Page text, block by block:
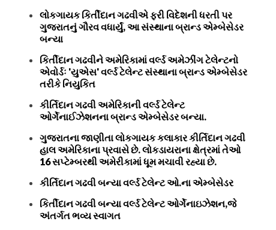
લોકગાયક કિર્તીદાન ગઢવીએ ફરી વિદેશની ધરતી પર
ગુજરાતનું ગૌરવ વધાર્યું, આ સંસ્થાના બ્રાન્ડ એમ્બેસેડર
બન્યા
કિર્તીદાન ગઢવીને અમેરિકામાં વર્લ્ડ અમેઝીંગ ટેલેન્ટનો
એવોર્ડઃ 'યુએસ' વર્લ્ડ ટેલેન્ટ સંસ્થાના બ્રાન્ડ એમ્બેસેડર
તરીકે નિયુકિત
કીર્તિદાન ગઢવી અમેરિકાની વર્લ્ડ ટેલેન્ટ
ઓર્ગેનાઈઝેશનના બ્રાન્ડ એમ્બેસેડર બન્યા.
ગુજરાતના જાણીતા લોકગાયક કલાકાર કીર્તિદાન ગઢવી
હાલ અમેરિકાના પ્રવાસે છે. લોકડાયરાના ક્ષેત્રમાં તેઓ
16 સપ્ટેમ્બરથી અમેરીકામાં ધૂમ મચાવી રહ્યા છે.
કીર્તિદાન ગઢવી બન્યા વર્લ્ડ ટેલેન્ટ ઓ.ના એમ્બેસેડર
કિર્તીદાન ગઢવી બન્યા વર્લ્ડ ટેલેન્ટ ઓર્ગેનાઇઝેશન,જે
અંતર્ગત ભવ્ય સ્વાગત